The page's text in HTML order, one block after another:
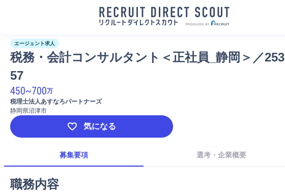
エージェント求人
税務・会計コンサルタント＜正社員_静岡＞／253
57
450~700万
税理士法人あすなろパートナーズ
静岡県沼津市
気になる
募集要項 選考・企業概要
職務内容